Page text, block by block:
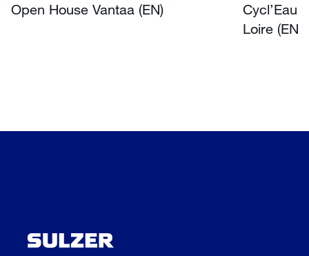
Open House Vantaa (EN)
Cycl’Eau
Loire (EN)